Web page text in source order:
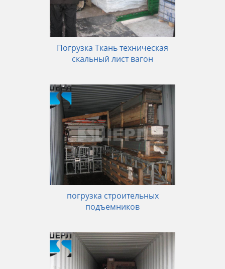
Погрузка Ткань техническая
скальный лист вагон
погрузка строительных
подъемников